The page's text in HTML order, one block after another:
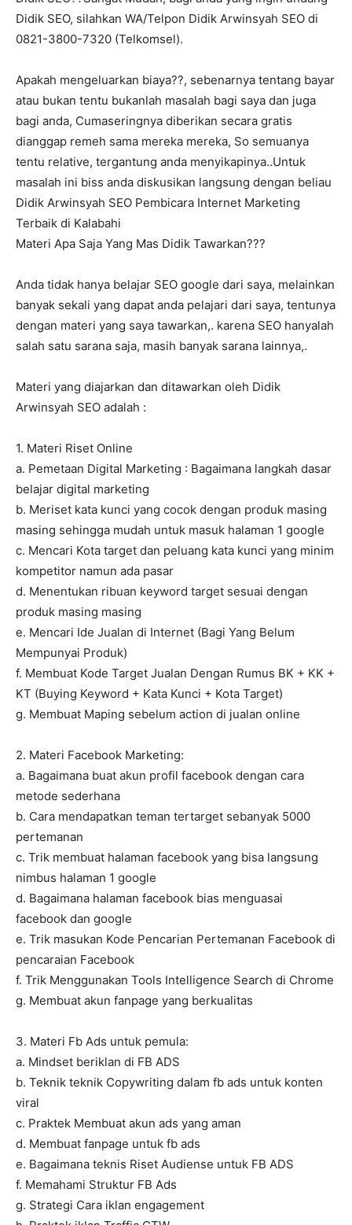
Didik SEO, silahkan WA/Telpon Didik Arwinsyah SEO di
0821-3800-7320 (Telkomsel).
Apakah mengeluarkan biaya??, sebenarnya tentang bayar
atau bukan tentu bukanlah masalah bagi saya dan juga
bagi anda, Cumaseringnya diberikan secara gratis
dianggap remeh sama mereka mereka, So semuanya
tentu relative, tergantung anda menyikapinya..Untuk
masalah ini biss anda diskusikan langsung dengan beliau
Didik Arwinsyah SEO Pembicara Internet Marketing
Terbaik di Kalabahi
Materi Apa Saja Yang Mas Didik Tawarkan???
Anda tidak hanya belajar SEO google dari saya, melainkan
banyak sekali yang dapat anda pelajari dari saya, tentunya
dengan materi yang saya tawarkan,. karena SEO hanyalah
salah satu sarana saja, masih banyak sarana lainnya,.
Materi yang diajarkan dan ditawarkan oleh Didik
Arwinsyah SEO adalah :
1. Materi Riset Online
a. Pemetaan Digital Marketing : Bagaimana langkah dasar
belajar digital marketing
b. Meriset kata kunci yang cocok dengan produk masing
masing sehingga mudah untuk masuk halaman 1 google
c. Mencari Kota target dan peluang kata kunci yang minim
kompetitor namun ada pasar
d. Menentukan ribuan keyword target sesuai dengan
produk masing masing
e. Mencari Ide Jualan di Internet (Bagi Yang Belum
Mempunyai Produk)
f. Membuat Kode Target Jualan Dengan Rumus BK + KK +
KT (Buying Keyword + Kata Kunci + Kota Target)
g. Membuat Maping sebelum action di jualan online
2. Materi Facebook Marketing:
a. Bagaimana buat akun profil facebook dengan cara
metode sederhana
b. Cara mendapatkan teman tertarget sebanyak 5000
pertemanan
c. Trik membuat halaman facebook yang bisa langsung
nimbus halaman 1 google
d. Bagaimana halaman facebook bias menguasai
facebook dan google
e. Trik masukan Kode Pencarian Pertemanan Facebook di
pencaraian Facebook
f. Trik Menggunakan Tools Intelligence Search di Chrome
g. Membuat akun fanpage yang berkualitas
3. Materi Fb Ads untuk pemula:
a. Mindset beriklan di FB ADS
b. Teknik teknik Copywriting dalam fb ads untuk konten
viral
c. Praktek Membuat akun ads yang aman
d. Membuat fanpage untuk fb ads
e. Bagaimana teknis Riset Audiense untuk FB ADS
f. Memahami Struktur FB Ads
g. Strategi Cara iklan engagement